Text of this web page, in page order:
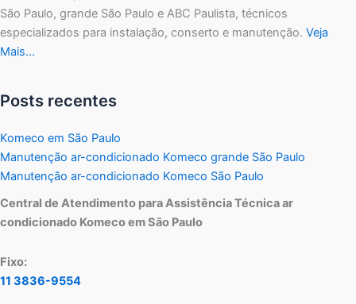
São Paulo, grande São Paulo e ABC Paulista, técnicos
especializados para instalação, conserto e manutenção. Veja
Mais…
Posts recentes
Komeco em São Paulo
Manutenção ar-condicionado Komeco grande São Paulo
Manutenção ar-condicionado Komeco São Paulo
Central de Atendimento para Assistência Técnica ar
condicionado Komeco em São Paulo
Fixo:
11 3836-9554